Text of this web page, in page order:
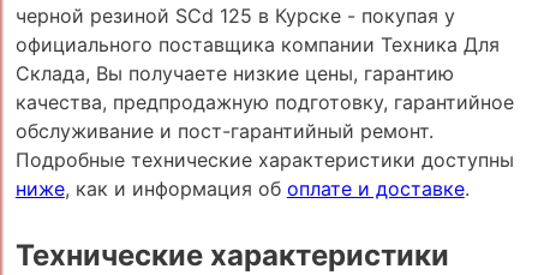
черной резиной SCd 125 в Курске - покупая у
официального поставщика компании Техника Для
Склада, Вы получаете низкие цены, гарантию
качества, предпродажную подготовку, гарантийное
обслуживание и пост-гарантийный ремонт.
Подробные технические характеристики доступны
ниже, как и информация об оплате и доставке.
Технические характеристики